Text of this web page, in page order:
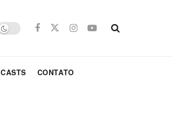
CONTATO